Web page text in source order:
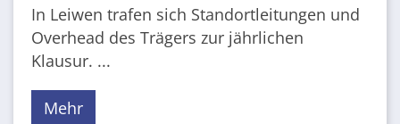
In Leiwen trafen sich Standortleitungen und
Overhead des Trägers zur jährlichen
Klausur. ...
Mehr